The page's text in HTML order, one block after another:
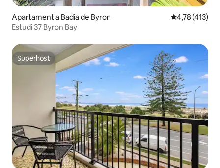
Apartament a Badia de Byron 4,78 de
4,78 (413)
Estudi 37 Byron Bay
Superhost
Superhost